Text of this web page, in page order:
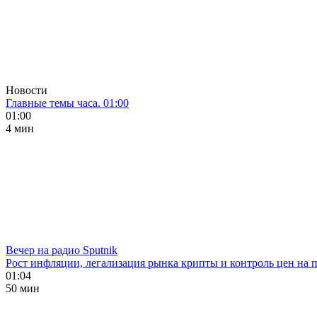
Новости
Главные темы часа. 01:00
01:00
4 мин
Вечер на радио Sputnik
Рост инфляции, легализация рынка крипты и контроль цен на
01:04
50 мин